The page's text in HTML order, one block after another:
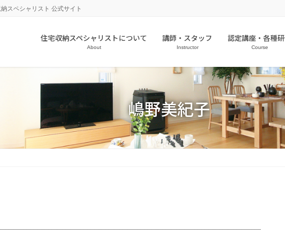
スペシャリスト 公式サイト
住宅収納スペシャリストについて
About
講師・スタッフ
Instructor
認定講座・各種
Course
嶋野美紀子